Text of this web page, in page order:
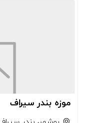
موزه بندر سیراف